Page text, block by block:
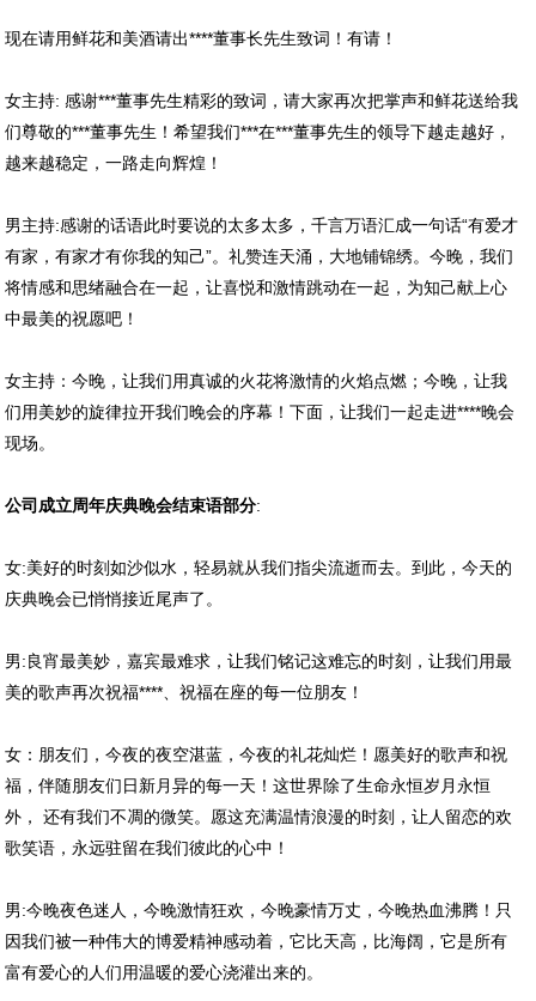
现在请用鲜花和美酒请出****董事长先生致词！有请！
女主持: 感谢***董事先生精彩的致词，请大家再次把掌声和鲜花送给我
们尊敬的***董事先生！希望我们***在***董事先生的领导下越走越好，
越来越稳定，一路走向辉煌！
男主持:感谢的话语此时要说的太多太多，千言万语汇成一句话“有爱才
有家，有家才有你我的知己”。礼赞连天涌，大地铺锦绣。今晚，我们
将情感和思绪融合在一起，让喜悦和激情跳动在一起，为知己献上心
中最美的祝愿吧！
女主持：今晚，让我们用真诚的火花将激情的火焰点燃；今晚，让我
们用美妙的旋律拉开我们晚会的序幕！下面，让我们一起走进****晚会
现场。
公司成立周年庆典晚会结束语部分:
女:美好的时刻如沙似水，轻易就从我们指尖流逝而去。到此，今天的
庆典晚会已悄悄接近尾声了。
男:良宵最美妙，嘉宾最难求，让我们铭记这难忘的时刻，让我们用最
美的歌声再次祝福****、祝福在座的每一位朋友！
女：朋友们，今夜的夜空湛蓝，今夜的礼花灿烂！愿美好的歌声和祝
福，伴随朋友们日新月异的每一天！这世界除了生命永恒岁月永恒
外， 还有我们不凋的微笑。愿这充满温情浪漫的时刻，让人留恋的欢
歌笑语，永远驻留在我们彼此的心中！
男:今晚夜色迷人，今晚激情狂欢，今晚豪情万丈，今晚热血沸腾！只
因我们被一种伟大的博爱精神感动着，它比天高，比海阔，它是所有
富有爱心的人们用温暖的爱心浇灌出来的。